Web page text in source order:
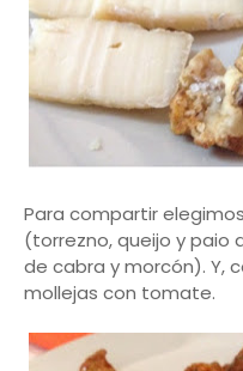
Para compartir
(torrezno, queijo y paio
de cabra y morcón). Y,
mollejas con tomate.